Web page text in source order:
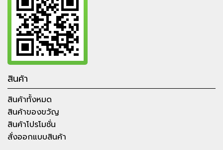
สินค้า
สินค้าทั้งหมด
สินค้าของขวัญ
สินค้าโปรโมชั่น
สั่งออกแบบสินค้า